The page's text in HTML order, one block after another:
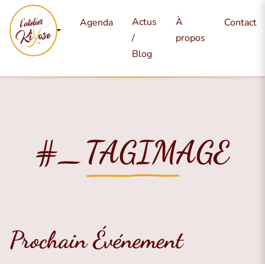
Mes
services
Agenda
Actus
/
Blog
À
propos
Contact
#_TAGIMAGE
Prochain Événement